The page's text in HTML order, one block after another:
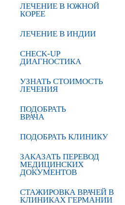
ЛЕЧЕНИЕ В ЮЖНОЙ
КОРЕЕ
ЛЕЧЕНИЕ В ИНДИИ
CHECK-UP
ДИАГНОСТИКА
УЗНАТЬ СТОИМОСТЬ
ЛЕЧЕНИЯ
ПОДОБРАТЬ
ВРАЧА
ПОДОБРАТЬ КЛИНИКУ
ЗАКАЗАТЬ ПЕРЕВОД
МЕДИЦИНСКИХ
ДОКУМЕНТОВ
СТАЖИРОВКА ВРАЧЕЙ В
КЛИНИКАХ ГЕРМАНИИ